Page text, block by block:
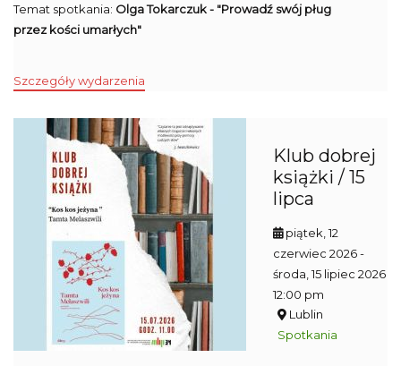
Temat spotkania: Olga Tokarczuk - "Prowadź swój pług
przez kości umarłych"
Szczegóły wydarzenia
Klub dobrej
książki / 15
lipca
piątek, 12
czerwiec 2026-
środa, 15 lipiec 2026
12:00 pm
Lublin
Spotkania